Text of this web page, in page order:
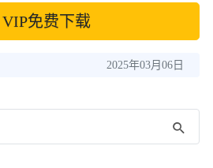
VIP免费下载
2025年03月06日